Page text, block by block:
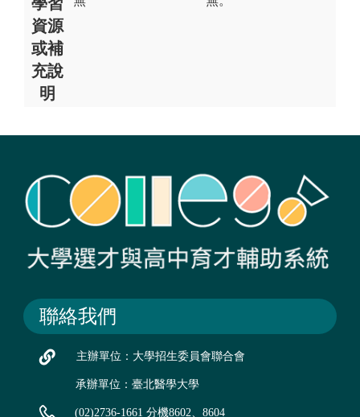
資源
或補
充說
明
聯絡我們
主辦單位：大學招生委員會聯合會
承辦單位：臺北醫學大學
(02)2736-1661 分機8602、8604